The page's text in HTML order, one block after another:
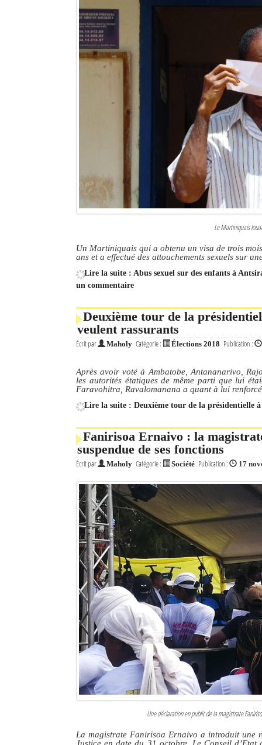
Le Martiniquais
Un Martiniquais qui a obtenu un visa de trois
ans et a effectué des attouchements sexuels sur
Lire la suite : Abus sexuel sur des enfants à
un commentaire
Deuxième tour de la
veulent rassurants
Écrit par Maholy Catégorie : Élections 2018 Publication :
Après avoir voté à Ambatobe, Antananarivo,
les autorités étatiques de même parti que lui
Faravohitra, Ravalomanana a quant à lui
Lire la suite : Deuxième tour de la présidentielle
Fanirisoa Ernaivo : la
suspendue de ses fonctions
Écrit par Maholy Catégorie : Société Publication : 17
Une déclaration en public de la magistrate
La magistrate Fanirisoa Ernaivo a introduit une
Justice en date du 31 octobre. Le Conseil